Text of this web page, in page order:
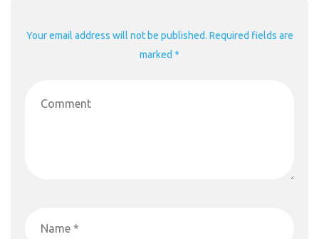
Your email address will not be published. Required fields are
marked *